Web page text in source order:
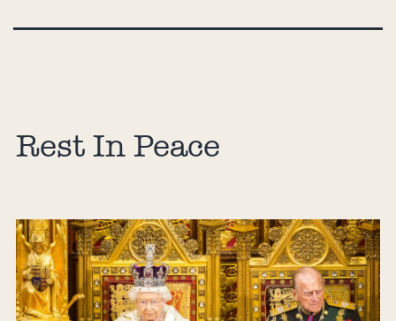
Rest In Peace